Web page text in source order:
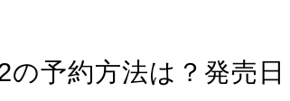
予約方法は？発売日